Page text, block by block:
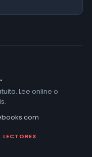
Lee online o
LECTORES